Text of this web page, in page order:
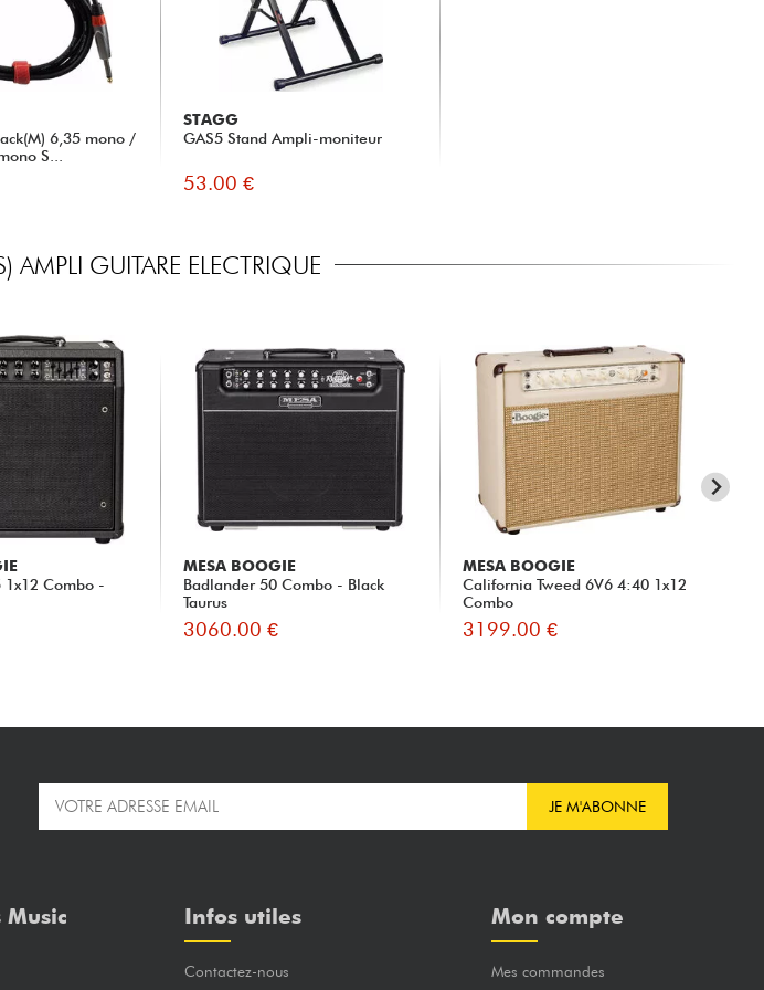
6,35 mono /
S...
STAGG
GAS5 Stand Ampli-moniteur
53.00 €
AMPLI GUITARE ELECTRIQUE
Combo -
MESA BOOGIE
Badlander 50 Combo - Black
Taurus
3060.00 €
MESA BOOGIE
California Tweed 6V6 4:40 1x12
Combo
3199.00 €
JE M'ABONNE
Music Infos utiles
Contactez-nous
Mon compte
Mes commandes